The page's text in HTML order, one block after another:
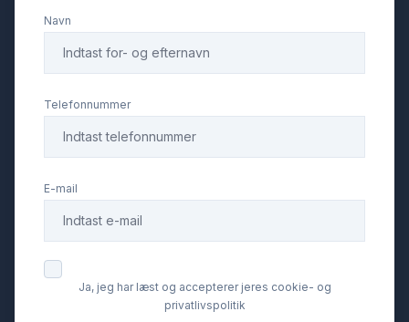
multifunktionsrat
navigation
parkeringssensor (bag)
parkeringssensor (for)
Navn
Telefonnummer
E-mail
Ja, jeg har læst og accepterer jeres cookie- og
privatlivspolitik